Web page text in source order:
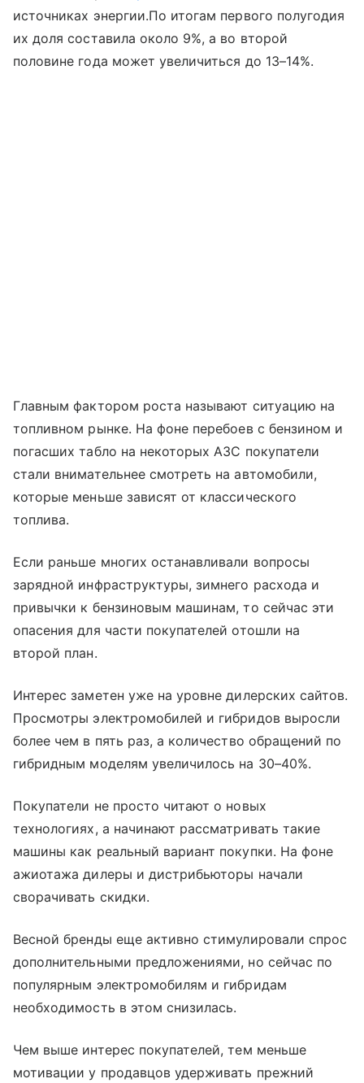
источниках энергии.По итогам первого полугодия
их доля составила около 9%, а во второй
половине года может увеличиться до 13–14%.
Главным фактором роста называют ситуацию на
топливном рынке. На фоне перебоев с бензином и
погасших табло на некоторых АЗС покупатели
стали внимательнее смотреть на автомобили,
которые меньше зависят от классического
топлива.
Если раньше многих останавливали вопросы
зарядной инфраструктуры, зимнего расхода и
привычки к бензиновым машинам, то сейчас эти
опасения для части покупателей отошли на
второй план.
Интерес заметен уже на уровне дилерских сайтов.
Просмотры электромобилей и гибридов выросли
более чем в пять раз, а количество обращений по
гибридным моделям увеличилось на 30–40%.
Покупатели не просто читают о новых
технологиях, а начинают рассматривать такие
машины как реальный вариант покупки. На фоне
ажиотажа дилеры и дистрибьюторы начали
сворачивать скидки.
Весной бренды еще активно стимулировали спрос
дополнительными предложениями, но сейчас по
популярным электромобилям и гибридам
необходимость в этом снизилась.
Чем выше интерес покупателей, тем меньше
мотивации у продавцов удерживать прежний